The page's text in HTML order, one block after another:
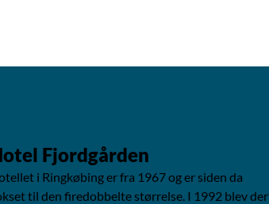
Fjordgården
i Ringkøbing er fra 1967 og er siden da
til den firedobbelte størrelse. I 1992 blev der